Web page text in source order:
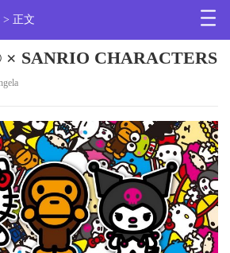
> 正文
SANRIO CHARACTERS